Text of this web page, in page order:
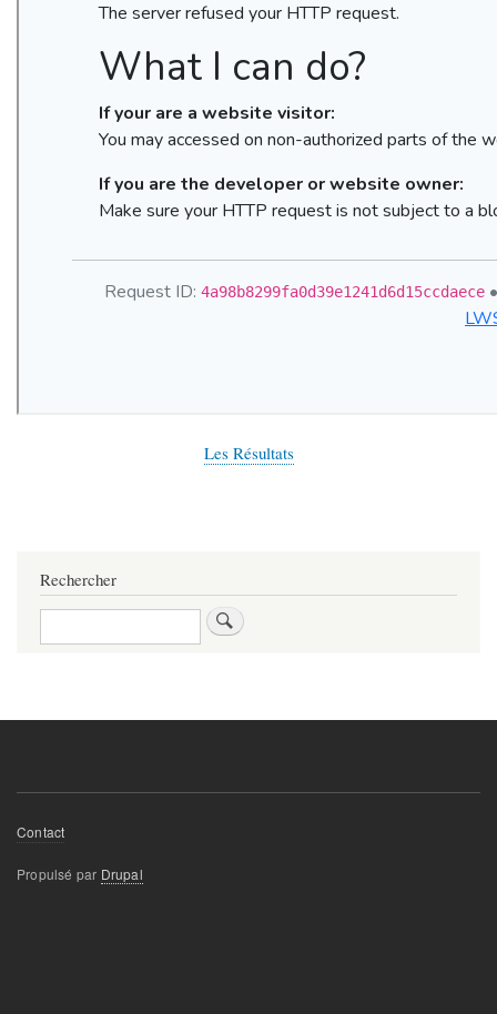
Les Résultats
Rechercher
Rechercher
Footer
menu
Contact
Propulsé par Drupal